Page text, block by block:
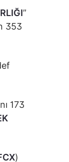
”
353
173
)